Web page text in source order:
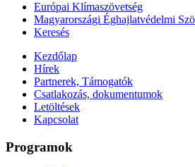
Európai Klímaszövetség
Magyarországi Éghajlatvédelmi
Keresés
Kezdőlap
Hírek
Partnerek, Támogatók
Csatlakozás, dokumentumok
Letöltések
Kapcsolat
Programok